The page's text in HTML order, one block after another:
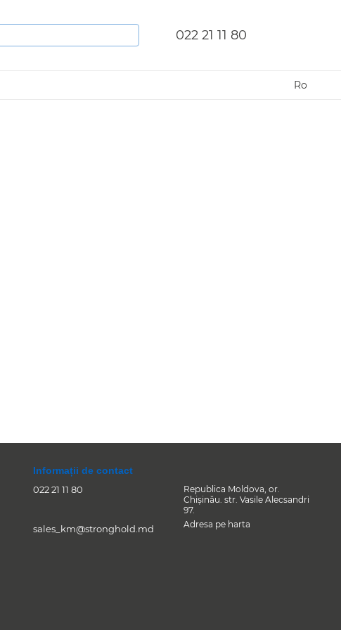
022 21 11 80
Ro
Informații de contact
022 21 11 80
sales_km@stronghold.md
Republica Moldova, or.
Chişinău. str. Vasile Alecsandri
97.
Adresa pe harta